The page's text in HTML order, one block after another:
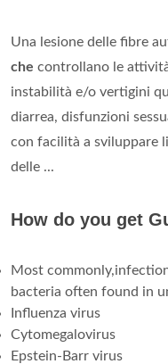
Una lesione delle fibre
che controllano le
instabilità e/o vertigini
diarrea, disfunzioni
con facilità a sviluppare
delle ...
How do you get
Most
bacteria often found in
Influenza virus
Cytomegalovirus
Epstein-Barr virus